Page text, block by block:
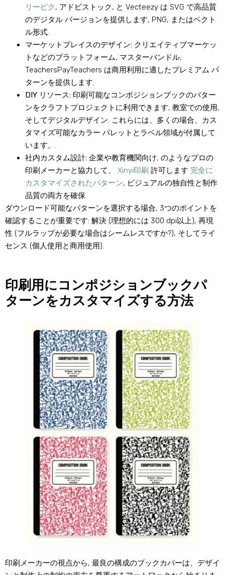
リーピク, アドビストック, と Vecteezy は SVG で高品質
のデジタル バージョンを提供します, PNG, またはベクト
ル形式.
マーケットプレイスのデザイン: クリエイティブマーケッ
トなどのプラットフォーム, マスターバンドル,
TeachersPayTeachers は商用利用に適したプレミアム パ
ターンを提供します.
DIY リソース: 印刷可能なコンポジションブックのパター
ンをクラフトプロジェクトに利用できます, 教室での使用,
そしてデジタルデザイン. これらには、多くの場合、カス
タマイズ可能なカラー パレットとラベル領域が付属して
います。.
社内カスタム設計: 企業や教育機関向け, のようなプロの
印刷メーカーと協力して、 Xinyi印刷 許可します 完全に
カスタマイズされたパターン, ビジュアルの独自性と制作
品質の両方を確保.
ダウンロード可能なパターンを選択する場合, 3つのポイントを
確認することが重要です: 解決 (理想的には 300 dpi以上), 再現
性 (フルラップが必要な場合はシームレスですか?), そしてライ
センス (個人使用と商用使用).
印刷用にコンポジションブックパ
ターンをカスタマイズする方法
印刷メーカーの視点から, 最良の構成のブックカバーは、デザイ